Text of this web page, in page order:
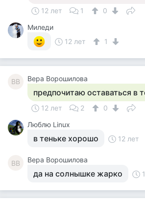
12 лет 1
0
Миледи
12 лет
1
ВВ Вера Ворошилова
предпочитаю оставаться в
12 лет 2
0
Люблю Linux
в теньке хорошо 12 лет
ВВ Вера Ворошилова
да на солнышке жарко